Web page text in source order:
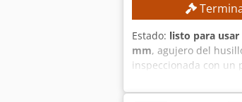
Estado: listo para usar
mm, agujero del
inspeccionada con un
mm Longitud
rpm Torreta de